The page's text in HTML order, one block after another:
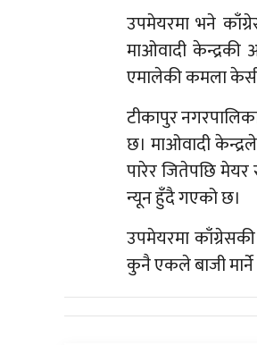
उपमेयरमा भने
माओवादी
एमालेकी कमला
टीकापुर
छ। माओवादी
पारेर जितेपछि
न्यून हुँदै गएको छ।
उपमेयरमा
कुनै एकले बाजी